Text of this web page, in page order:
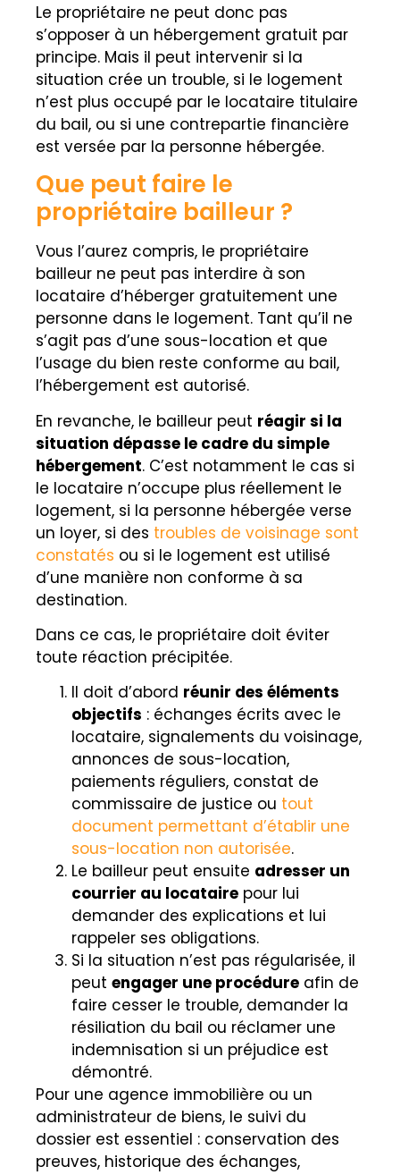
Le propriétaire ne peut donc pas
s’opposer à un hébergement gratuit par
principe. Mais il peut intervenir si la
situation crée un trouble, si le logement
n’est plus occupé par le locataire titulaire
du bail, ou si une contrepartie financière
est versée par la personne hébergée.
Que peut faire le
propriétaire bailleur ?
Vous l’aurez compris, le propriétaire
bailleur ne peut pas interdire à son
locataire d’héberger gratuitement une
personne dans le logement. Tant qu’il ne
s’agit pas d’une sous-location et que
l’usage du bien reste conforme au bail,
l’hébergement est autorisé.
En revanche, le bailleur peut réagir si la
situation dépasse le cadre du simple
hébergement. C’est notamment le cas si
le locataire n’occupe plus réellement le
logement, si la personne hébergée verse
un loyer, si des troubles de voisinage sont
constatés ou si le logement est utilisé
d’une manière non conforme à sa
destination.
Dans ce cas, le propriétaire doit éviter
toute réaction précipitée.
Il doit d’abord réunir des éléments
objectifs : échanges écrits avec le
locataire, signalements du voisinage,
annonces de sous-location,
paiements réguliers, constat de
commissaire de justice ou tout
document permettant d’établir une
sous-location non autorisée.
Le bailleur peut ensuite adresser un
courrier au locataire pour lui
demander des explications et lui
rappeler ses obligations.
Si la situation n’est pas régularisée, il
peut engager une procédure afin de
faire cesser le trouble, demander la
résiliation du bail ou réclamer une
indemnisation si un préjudice est
démontré.
Pour une agence immobilière ou un
administrateur de biens, le suivi du
dossier est essentiel : conservation des
preuves, historique des échanges,